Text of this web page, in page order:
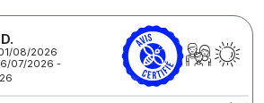
08/2026
07/2026 -